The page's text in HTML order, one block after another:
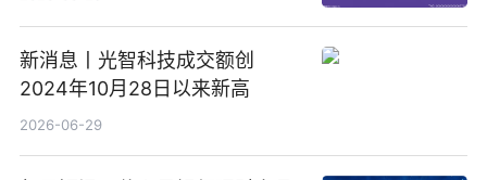
新消息丨光智科技成交额创
2024年10月28日以来新高
2026-06-29